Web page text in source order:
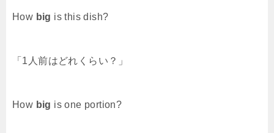
How big is this dish?
「1人前はどれくらい？」
How big is one portion?